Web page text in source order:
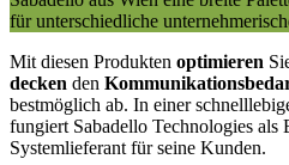
für unterschiedliche
Mit diesen Produkten optimieren
decken den
bestmöglich ab. In einer
fungiert Sabadello Technologies als
Systemlieferant für seine Kunden.